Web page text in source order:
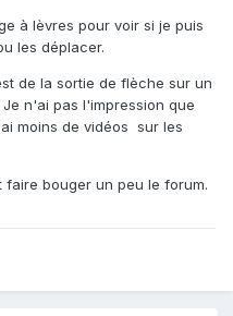
à lèvres pour voir si je puis
les déplacer.
de la sortie de flèche sur un
n'ai pas l'impression que
moins de vidéos sur les
bouger un peu le forum.